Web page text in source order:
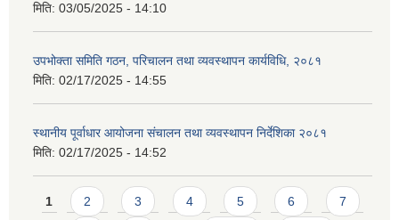
मिति: 03/05/2025 - 14:10
उपभोक्ता समिति गठन, परिचालन तथा व्यवस्थापन कार्यविधि, २०८१
मिति: 02/17/2025 - 14:55
स्थानीय पूर्वाधार आयोजना संचालन तथा व्यवस्थापन निर्देशिका २०८१
मिति: 02/17/2025 - 14:52
Pages
1 2 3 4 5 6 7